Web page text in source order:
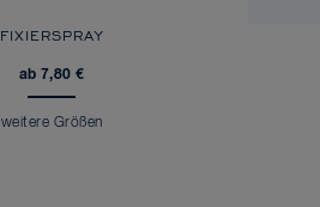
FIXIERSPRAY
ab 7,80 €
weitere Größen